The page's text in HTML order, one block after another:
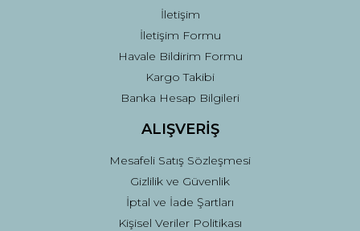
Gönder
İletişim
İletişim Formu
Havale Bildirim Formu
Kargo Takibi
Banka Hesap Bilgileri
ALIŞVERİŞ
Mesafeli Satış Sözleşmesi
Gizlilik ve Güvenlik
İptal ve İade Şartları
Kişisel Veriler Politikası